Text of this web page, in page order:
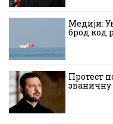
Медији:
брод код
Протест
званичну